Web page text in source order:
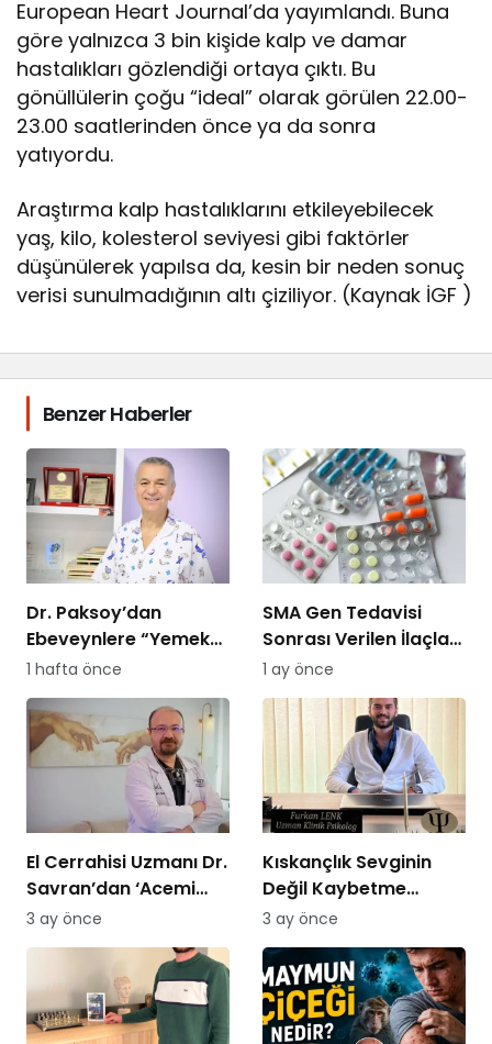
European Heart Journal’da yayımlandı. Buna
göre yalnızca 3 bin kişide kalp ve damar
hastalıkları gözlendiği ortaya çıktı. Bu
gönüllülerin çoğu “ideal” olarak görülen 22.00-
23.00 saatlerinden önce ya da sonra
yatıyordu.
Araştırma kalp hastalıklarını etkileyebilecek
yaş, kilo, kolesterol seviyesi gibi faktörler
düşünülerek yapılsa da, kesin bir neden sonuç
verisi sunulmadığının altı çiziliyor. (Kaynak İGF )
Benzer Haberler
Dr. Paksoy’dan
Ebeveynlere “Yemek
Savaşı” Uyarısı: “B
Planı Sunmayın,
Kararlı Olun”
1 hafta önce
SMA Gen Tedavisi
Sonrası Verilen İlaçları
SGK Ödemeyecek!
1 ay önce
El Cerrahisi Uzmanı Dr.
Savran’dan ‘Acemi
Kasap’ Uyarısı!
3 ay önce
Kıskançlık Sevginin
Değil Kaybetme
Korkusunun
Göstergesidir: Uzman
Psikolog Açıkladı
3 ay önce